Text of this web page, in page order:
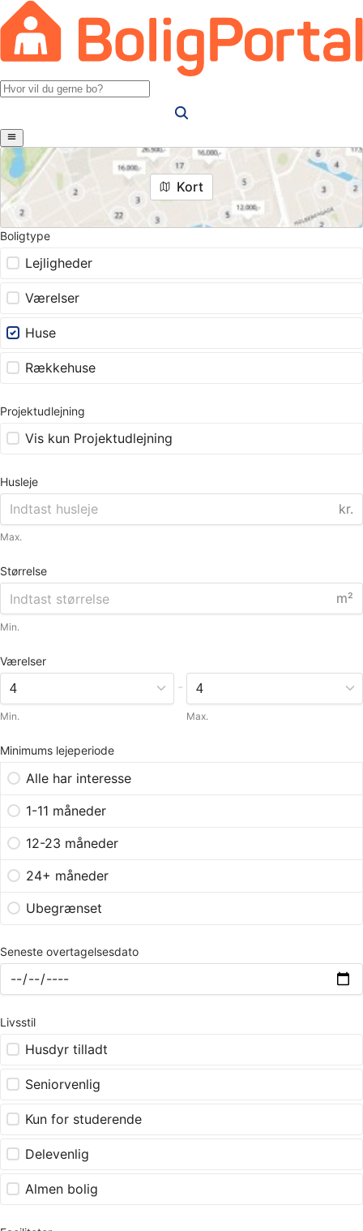
Kort
Boligtype
Lejligheder
Værelser
Huse
Rækkehuse
Projektudlejning
Vis kun Projektudlejning
Husleje
kr.
Max.
Størrelse
m²
Min.
Værelser
Min.
-
Max.
Minimums lejeperiode
Alle har interesse
1-11 måneder
12-23 måneder
24+ måneder
Ubegrænset
Seneste overtagelsesdato
Livsstil
Husdyr tilladt
Seniorvenlig
Kun for studerende
Delevenlig
Almen bolig